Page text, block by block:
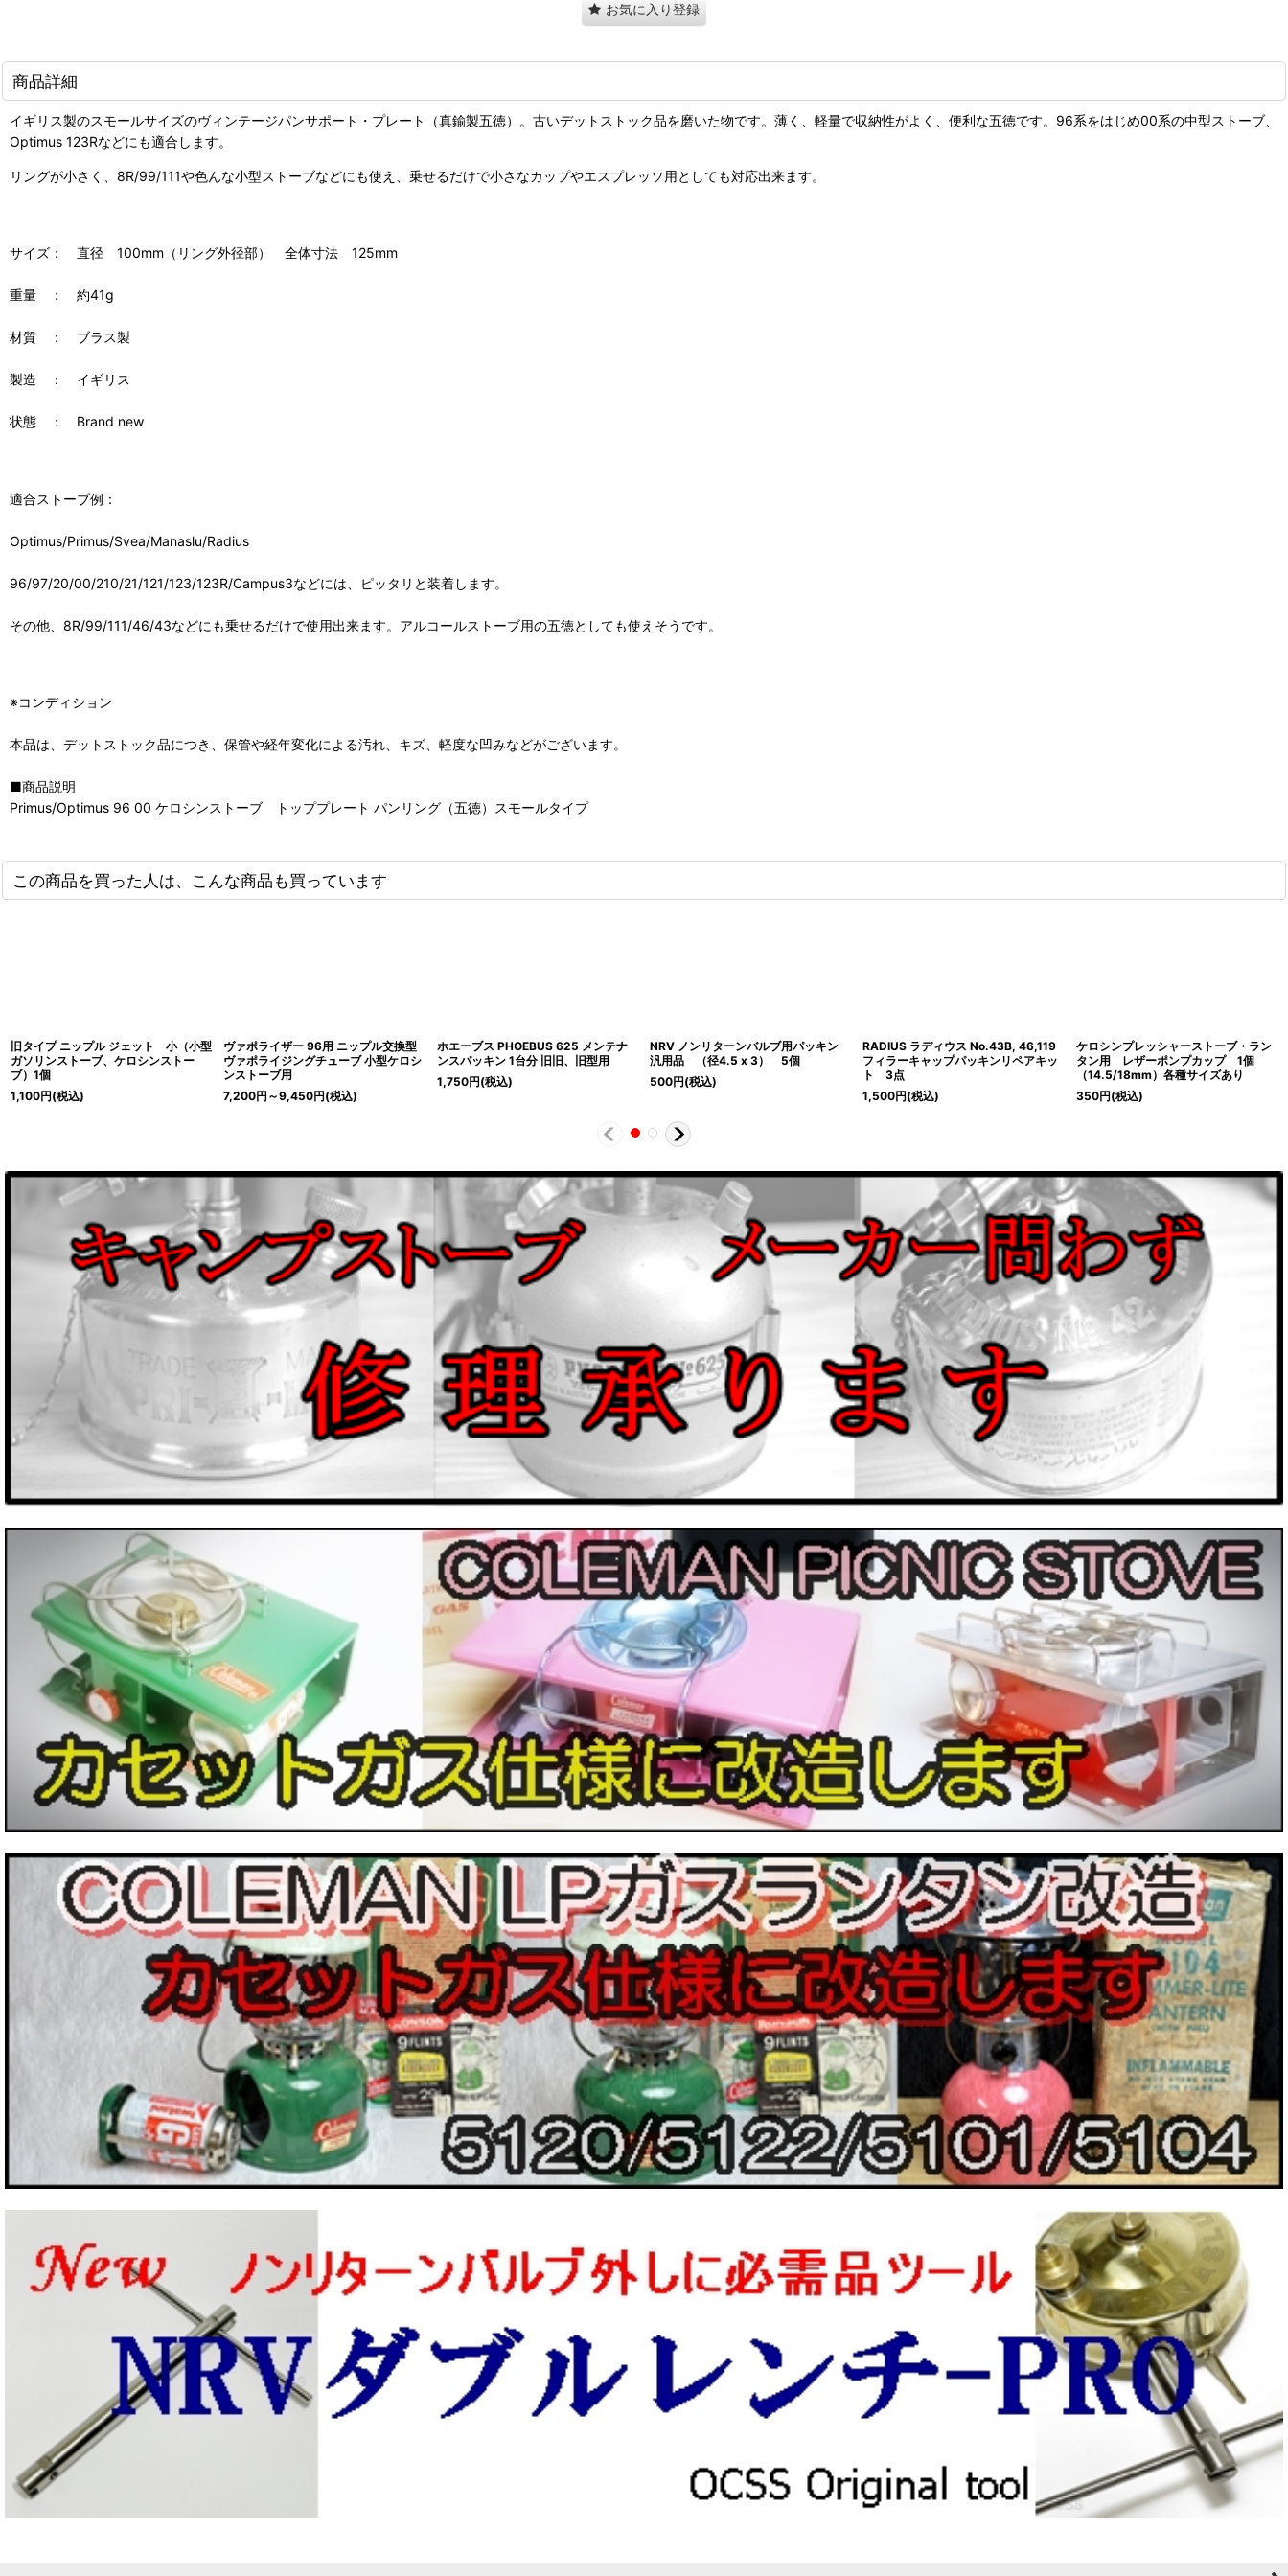
お気に入り登録
商品詳細
イギリス製のスモールサイズのヴィンテージパンサポート・プレート（真鍮製五徳）。古いデットストック品を磨いた物です。薄く、軽量で収納性がよく、便利な五徳です。96系をはじめ00系の中型ストーブ、
Optimus 123Rなどにも適合します。
リングが小さく、8R/99/111や色んな小型ストーブなどにも使え、乗せるだけで小さなカップやエスプレッソ用としても対応出来ます。
サイズ： 直径 100mm（リング外径部） 全体寸法 125mm
重量 ： 約41g
材質 ： ブラス製
製造 ： イギリス
状態 ： Brand new
適合ストーブ例：
Optimus/Primus/Svea/Manaslu/Radius
96/97/20/00/210/21/121/123/123R/Campus3などには、ピッタリと装着します。
その他、8R/99/111/46/43などにも乗せるだけで使用出来ます。アルコールストーブ用の五徳としても使えそうです。
※コンディション
本品は、デットストック品につき、保管や経年変化による汚れ、キズ、軽度な凹みなどがございます。
■商品説明
Primus/Optimus 96 00 ケロシンストーブ トッププレート パンリング（五徳）スモールタイプ
この商品を買った人は、こんな商品も買っています
旧タイプ ニップル ジェット 小（小型
ガソリンストーブ、ケロシンストー
ブ）1個
1,100円(税込)
ヴァポライザー 96用 ニップル交換型
ヴァポライジングチューブ 小型ケロシ
ンストーブ用
7,200円 ～9,450円(税込)
ホエーブス PHOEBUS 625 メンテナ
ンスパッキン 1台分 旧旧、旧型用
1,750円(税込)
NRV ノンリターンバルブ用パッキン
汎用品 （径4.5 x 3） 5個
500円(税込)
RADIUS ラディウス No.43B, 46,119
フィラーキャップパッキンリペアキッ
ト 3点
1,500円(税込)
ケロシンプレッシャーストーブ・ラン
タン用 レザーポンプカップ 1個
（14.5/18mm）各種サイズあり
350円(税込)